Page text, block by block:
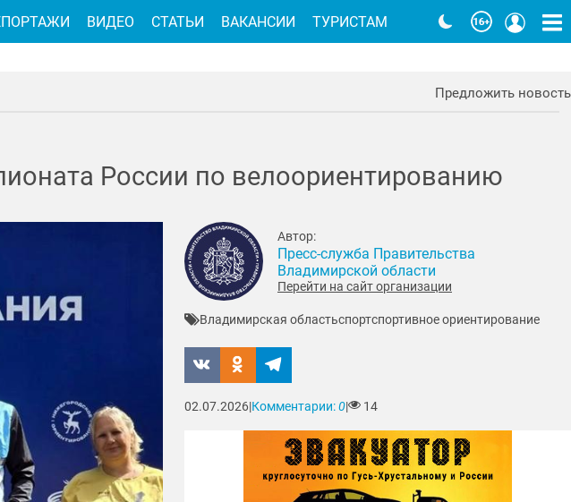
Предложить новость
России по велоориентированию
Автор:
Пресс-служба Правительства
Владимирской области
Перейти на сайт организации
Владимирская областьспортспортивное ориентирование
02.07.2026|Комментарии:0| 14
ВИДЕО СТАТЬИ ВАКАНСИИ ТУРИСТАМ